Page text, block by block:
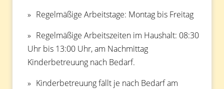
Regelmäßige Arbeitstage: Montag bis Freitag
Regelmäßige Arbeitszeiten im Haushalt: 08:30
Uhr bis 13:00 Uhr, am Nachmittag
Kinderbetreuung nach Bedarf.
Kinderbetreuung fällt je nach Bedarf am